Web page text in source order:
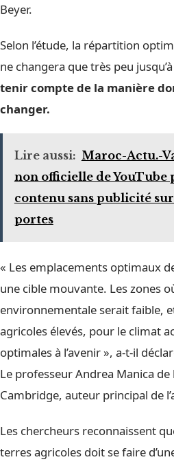
Beyer.
Selon l’étude, la répartition
ne changera que très peu
tenir compte de la manière
changer.
Lire aussi: Maroc-Actu.-
non officielle de
contenu sans publicité
portes
« Les emplacements optimaux
une cible mouvante. Les zones
environnementale serait faible,
agricoles élevés, pour le climat
optimales à l’avenir », a-t-il
Le professeur Andrea Manica de
Cambridge, auteur principal de
Les chercheurs reconnaissent
terres agricoles doit se faire